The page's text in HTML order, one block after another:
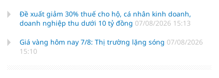
Đề xuất giảm 30% thuế cho hộ, cá nhân kinh doanh,
doanh nghiệp thu dưới 10 tỷ đồng 07/08/2026 15:13
Giá vàng hôm nay 7/8: Thị trường lặng sóng 07/08/2026
15:10